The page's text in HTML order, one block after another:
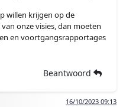
willen krijgen op de
onze visies, dan moeten
en voortgangsrapportages
Beantwoord
16/10/2023 09:13